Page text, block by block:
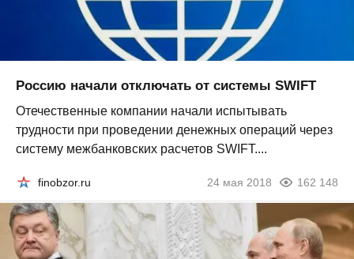
Россию начали отключать от системы SWIFT
Отечественные компании начали испытывать
трудности при проведении денежных операций через
систему межбанковских расчетов SWIFT....
finobzor.ru 24 мая 2018 162 148